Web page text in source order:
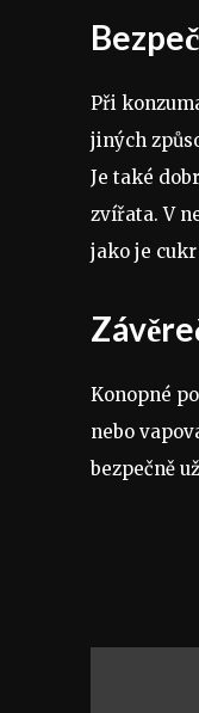
Při
jiných
Je také
zvířata. V
jako je
Konopné
nebo
bezpečně